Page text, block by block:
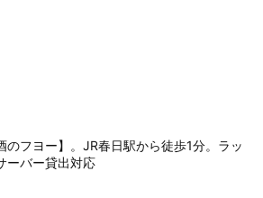
のフヨー】。JR春日駅から徒歩1分。ラッ
ーバー貸出対応